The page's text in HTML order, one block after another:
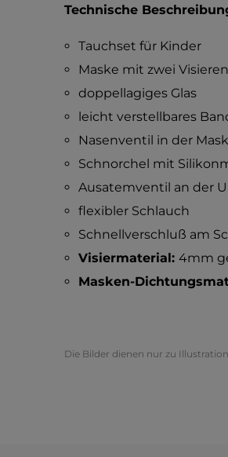
Technische
Tauchset für Kinder
Maske mit zwei Visieren
doppellagiges Glas
leicht verstellbares
Nasenventil in der
Schnorchel mit
Ausatemventil an der
flexibler Schlauch
Schnellverschluß am
Visiermaterial: 4mm
Masken-
Die Bilder dienen nur zu